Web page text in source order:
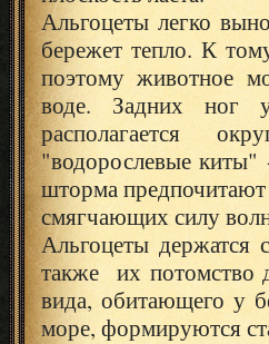
Альгоцеты легко
бережет тепло. К
поэтому животное
воде. Задних ног
располагается
"водорослевые
шторма предпочитают
смягчающих силу
Альгоцеты
также их потомство
вида, обитающего у
море, формируются